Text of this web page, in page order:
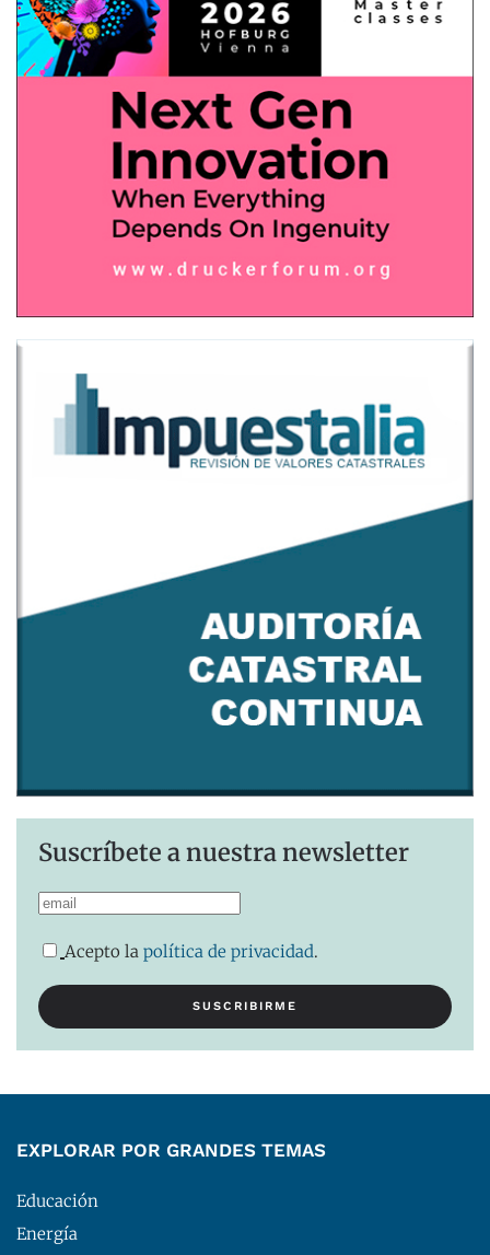
Suscríbete a nuestra newsletter
Acepto la política de privacidad.
EXPLORAR POR GRANDES TEMAS
Educación
Energía